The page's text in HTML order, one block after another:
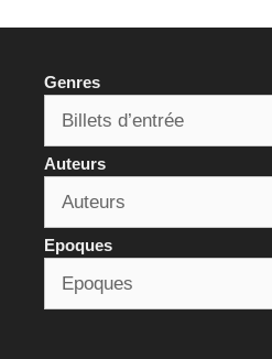
Genres
Auteurs
Epoques